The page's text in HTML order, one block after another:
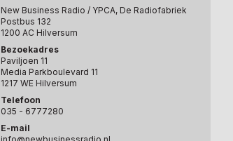
New Business Radio / YPCA, De Radiofabriek
Postbus 132
1200 AC Hilversum
Bezoekadres
Paviljoen 11
Media Parkboulevard 11
1217 WE Hilversum
Telefoon
035 - 6777280
E-mail